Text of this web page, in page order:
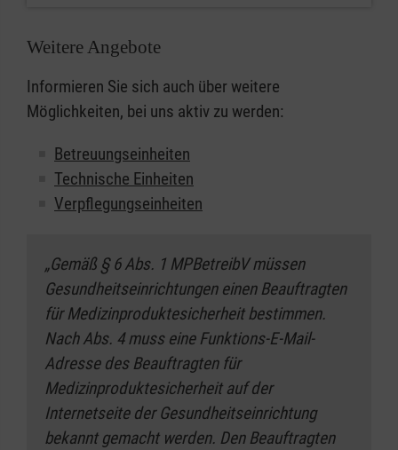
Weitere Angebote
Informieren Sie sich auch über weitere
Möglichkeiten, bei uns aktiv zu werden:
Betreuungseinheiten
Technische Einheiten
Verpflegungseinheiten
„Gemäß § 6 Abs. 1 MPBetreibV müssen
Gesundheitseinrichtungen einen Beauftragten
für Medizinproduktesicherheit bestimmen.
Nach Abs. 4 muss eine Funktions-E-Mail-
Adresse des Beauftragten für
Medizinproduktesicherheit auf der
Internetseite der Gesundheitseinrichtung
bekannt gemacht werden. Den Beauftragten